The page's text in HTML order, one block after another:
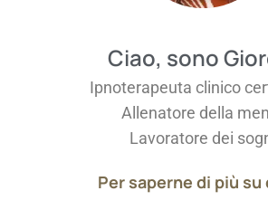
Ciao, sono
Ipnoterapeuta clinico
Allenatore della
Lavoratore dei
Per saperne di più su